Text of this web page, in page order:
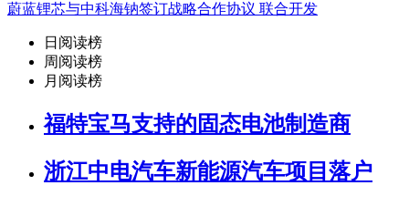
蔚蓝锂芯与中科海钠签订战略合作协议 联合开发
日阅读榜
周阅读榜
月阅读榜
福特宝马支持的固态电池制造商
浙江中电汽车新能源汽车项目落户